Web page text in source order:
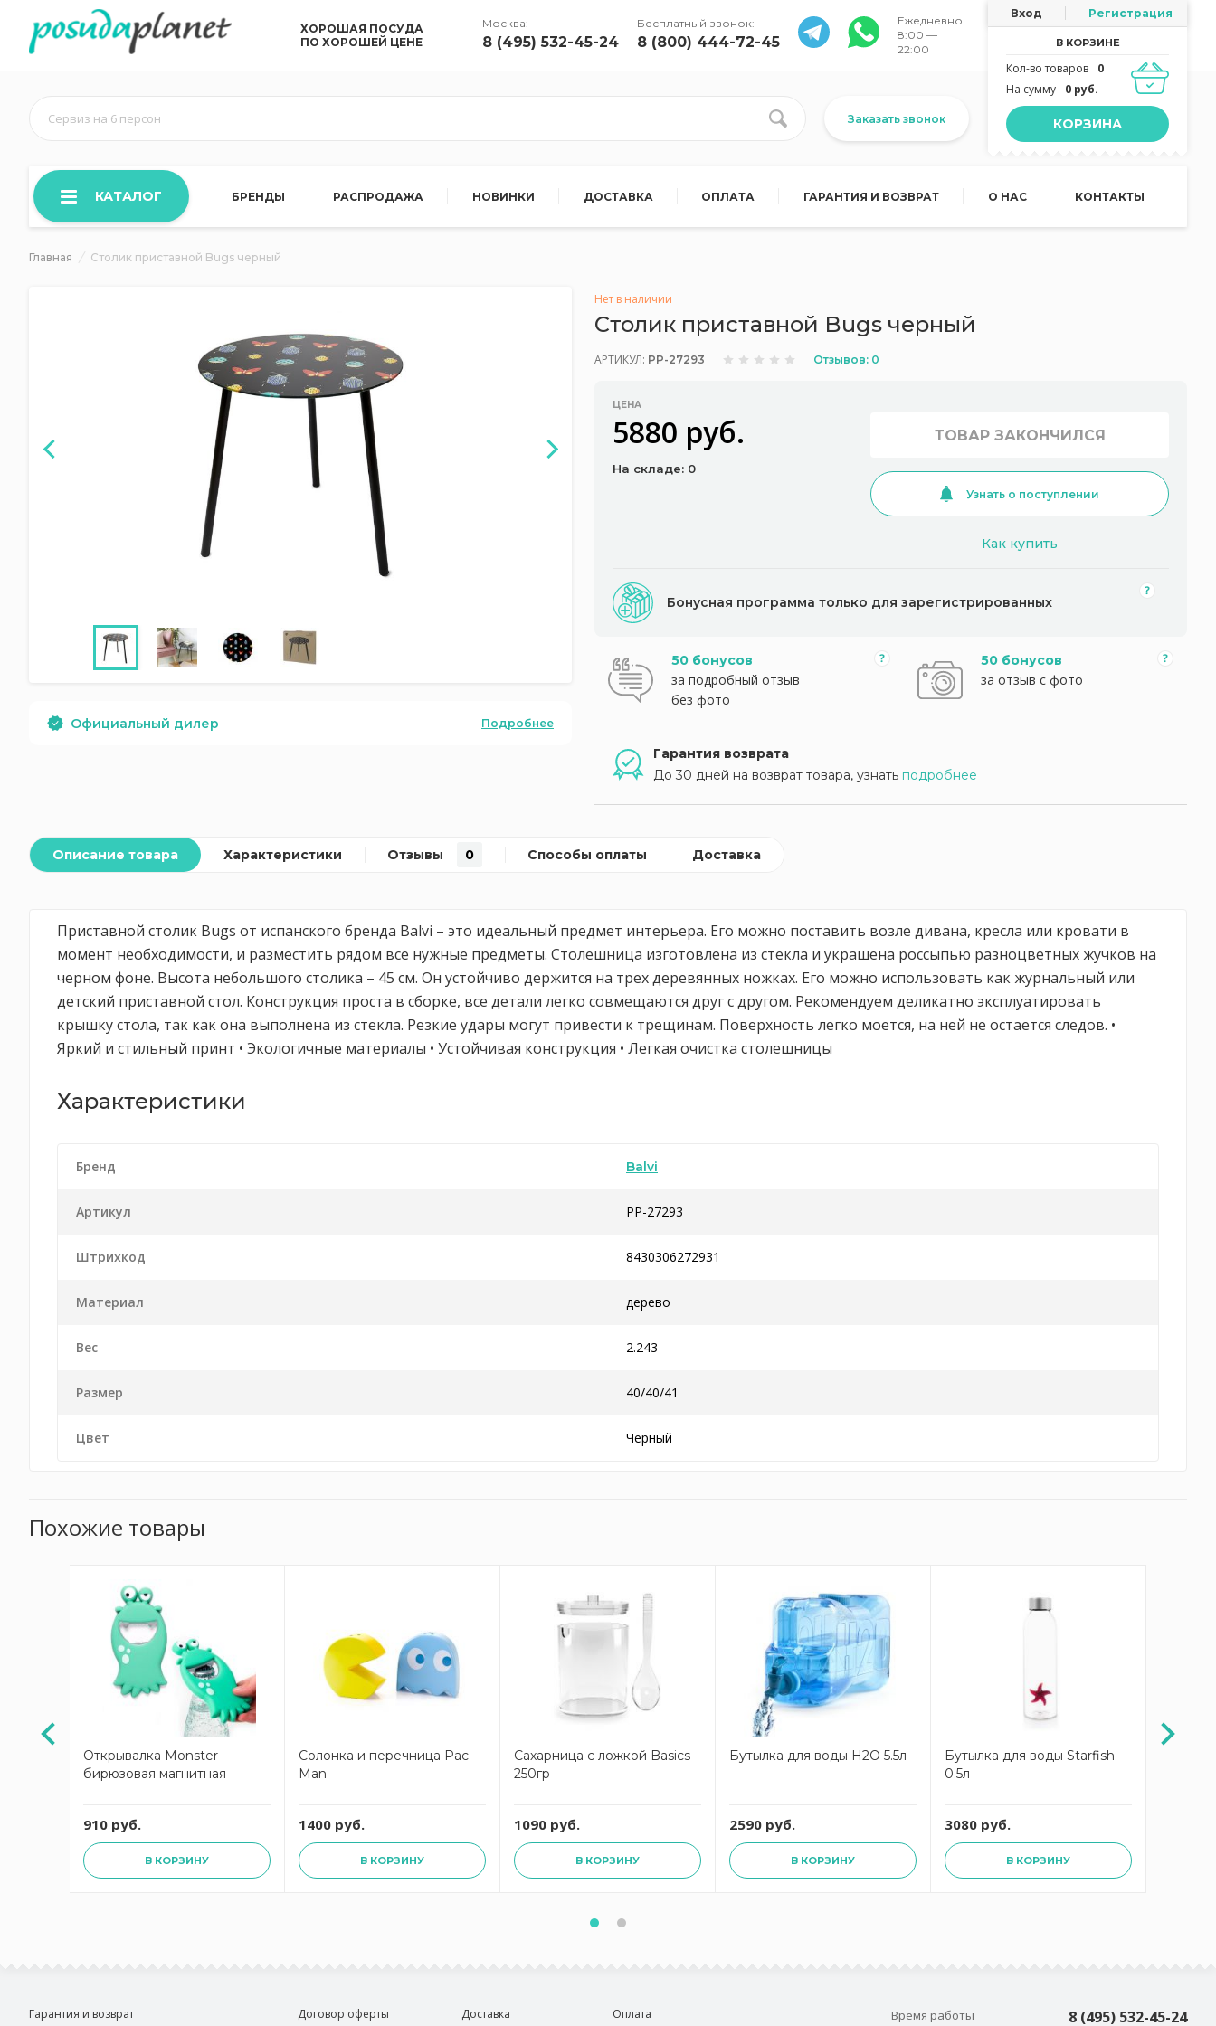
ХОРОШАЯ ПОСУДА
ПО ХОРОШЕЙ ЦЕНЕ
Москва:
8 (495) 532-45-24
Бесплатный звонок:
8 (800) 444-72-45
Ежедневно
8:00 —
22:00
Вход Регистрация
В КОРЗИНЕ
Кол-во товаров
0
На сумму
0 руб.
КОРЗИНА
Сервиз на 6 персон Заказать звонок
КАТАЛОГ БРЕНДЫ РАСПРОДАЖА НОВИНКИ ДОСТАВКА ОПЛАТА ГАРАНТИЯ И ВОЗВРАТ О НАС КОНТАКТЫ
Главная Столик приставной Bugs черный
Официальный дилер Подробнее
Нет в наличии
Столик приставной Bugs черный
АРТИКУЛ: PP-27293 Отзывов: 0
ЦЕНА
5880 руб.
На складе: 0
ТОВАР ЗАКОНЧИЛСЯ
Узнать о поступлении
Как купить
Бонусная программа только для зарегистрированных
50 бонусов
за подробный отзыв
без фото
50 бонусов
за отзыв с фото
Гарантия возврата
До 30 дней на возврат товара, узнать подробнее
Описание товара Характеристики Отзывы 0 Способы оплаты Доставка
Приставной столик Bugs от испанского бренда Balvi – это идеальный предмет интерьера. Его можно поставить возле дивана, кресла или кровати в
момент необходимости, и разместить рядом все нужные предметы. Столешница изготовлена из стекла и украшена россыпью разноцветных жучков на
черном фоне. Высота небольшого столика – 45 см. Он устойчиво держится на трех деревянных ножках. Его можно использовать как журнальный или
детский приставной стол. Конструкция проста в сборке, все детали легко совмещаются друг с другом. Рекомендуем деликатно эксплуатировать
крышку стола, так как она выполнена из стекла. Резкие удары могут привести к трещинам. Поверхность легко моется, на ней не остается следов. •
Яркий и стильный принт • Экологичные материалы • Устойчивая конструкция • Легкая очистка столешницы
Характеристики
Бренд Balvi
Артикул PP-27293
Штрихкод 8430306272931
Материал дерево
Вес 2.243
Размер 40/40/41
Цвет Черный
Похожие товары
Открывалка Monster
бирюзовая магнитная
910 руб.
В КОРЗИНУ
Солонка и перечница Pac-
Man
1400 руб.
В КОРЗИНУ
Сахарница с ложкой Basics
250гр
1090 руб.
В КОРЗИНУ
Бутылка для воды H2O 5.5л
2590 руб.
В КОРЗИНУ
Бутылка для воды Starfish
0.5л
3080 руб.
В КОРЗИНУ
Гарантия и возврат Договор оферты Доставка Оплата Время работы 8 (495) 532-45-24